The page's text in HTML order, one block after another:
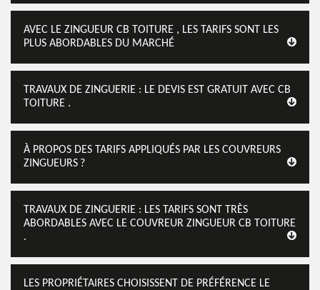
AVEC LE ZINGUEUR CB TOITURE , LES TARIFS SONT LES
PLUS ABORDABLES DU MARCHÉ
TRAVAUX DE ZINGUERIE : LE DEVIS EST GRATUIT AVEC CB
TOITURE .
À PROPOS DES TARIFS APPLIQUÉS PAR LES COUVREURS
ZINGUEURS ?
TRAVAUX DE ZINGUERIE : LES TARIFS SONT TRÈS
ABORDABLES AVEC LE COUVREUR ZINGUEUR CB TOITURE
.
LES PROPRIÉTAIRES CHOISISSENT DE PRÉFÉRENCE LE